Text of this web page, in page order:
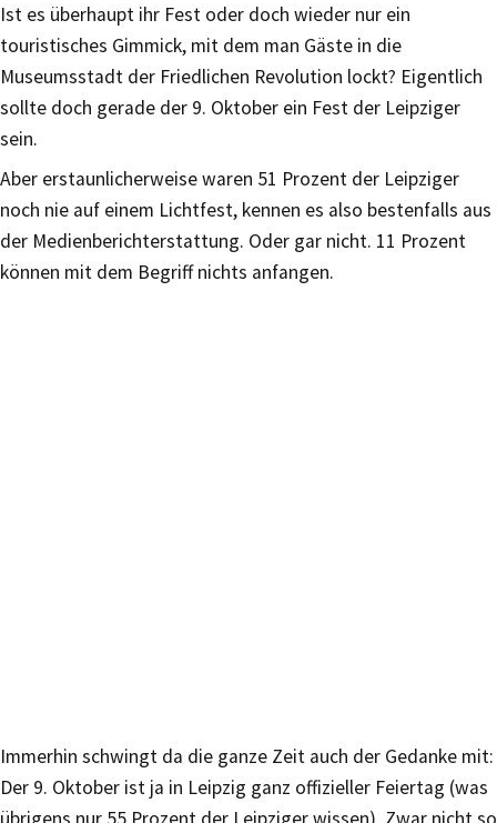
Ist es überhaupt ihr Fest oder doch wieder nur ein
touristisches Gimmick, mit dem man Gäste in die
Museumsstadt der Friedlichen Revolution lockt? Eigentlich
sollte doch gerade der 9. Oktober ein Fest der Leipziger
sein.
Aber erstaunlicherweise waren 51 Prozent der Leipziger
noch nie auf einem Lichtfest, kennen es also bestenfalls aus
der Medienberichterstattung. Oder gar nicht. 11 Prozent
können mit dem Begriff nichts anfangen.
Immerhin schwingt da die ganze Zeit auch der Gedanke mit:
Der 9. Oktober ist ja in Leipzig ganz offizieller Feiertag (was
übrigens nur 55 Prozent der Leipziger wissen). Zwar nicht so